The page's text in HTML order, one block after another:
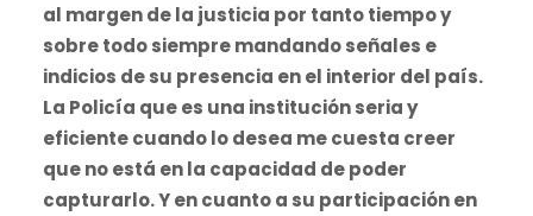
al margen de la justicia por tanto tiempo y
sobre todo siempre mandando señales e
indicios de su presencia en el interior del país.
La Policía que es una institución seria y
eficiente cuando lo desea me cuesta creer
que no está en la capacidad de poder
capturarlo. Y en cuanto a su participación en